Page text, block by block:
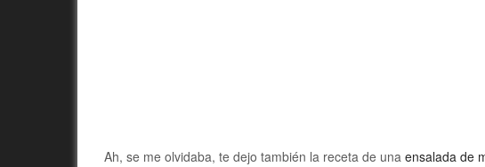
Ah, se me olvidaba, te dejo también la receta de una ensalada de